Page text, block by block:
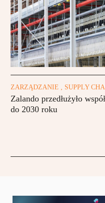
ZARZĄDZANIE , SUPPLY
Zalando przedłużyło
do 2030 roku